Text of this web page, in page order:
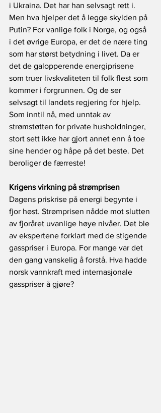
i Ukraina. Det har han selvsagt rett i.
Men hva hjelper det å legge skylden på
Putin? For vanlige folk i Norge, og også
i det øvrige Europa, er det de nære ting
som har størst betydning i livet. Da er
det de galopperende energiprisene
som truer livskvaliteten til folk flest som
kommer i forgrunnen. Og de ser
selvsagt til landets regjering for hjelp.
Som inntil nå, med unntak av
strømstøtten for private husholdninger,
stort sett ikke har gjort annet enn å toe
sine hender og håpe på det beste. Det
beroliger de færreste!
Krigens virkning på strømprisen
Dagens priskrise på energi begynte i
fjor høst. Strømprisen nådde mot slutten
av fjoråret uvanlige høye nivåer. Det ble
av ekspertene forklart med de stigende
gasspriser i Europa. For mange var det
den gang vanskelig å forstå. Hva hadde
norsk vannkraft med internasjonale
gasspriser å gjøre?